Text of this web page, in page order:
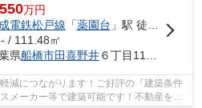
万円
電鉄松戸線 「薬園台 」駅 徒歩15分
/ 111.48㎡
県船橋市田喜野井６丁目1147-6
減につながります！ご好評の『建築条件
メーカー等で建築可能です！不動産を探